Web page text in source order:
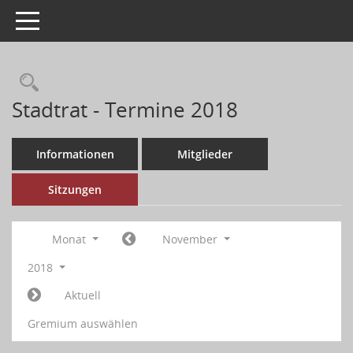
Toggle navigation
Stadtrat - Termine 2018
Informationen Mitglieder
Sitzungen
Monat
November
2018
Aktuell
Gremium auswählen